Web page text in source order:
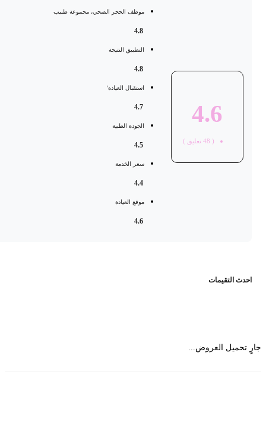
4.6
48 تعليق )
موظف الحجر الصحي، مجموعة طبيب
التطبيق النتيجة
استقبال العيادة'
الجودة الطبية
سعر الخدمة
موقع العيادة
التقيمات
تحميل العروض...